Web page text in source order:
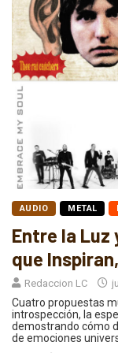
AUDIO METAL
Entre la Luz
que
Redaccion LC
Cuatro propuestas
introspección, la
demostrando cómo
de emociones